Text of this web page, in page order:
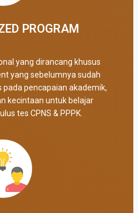
PROGRAM​
yang dirancang khusus
yang sebelumnya sudah
pencapaian akademik,
kecintaan untuk belajar
tes CPNS & PPPK.